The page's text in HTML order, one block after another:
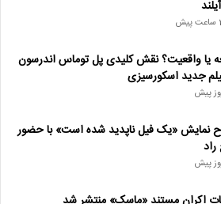
پل توماس اندرسون در فیلم جدید
شده است» با حضور ایرج راد
منتشر شد
یا واقعیت؟ نقش کلیدی پل توماس اندرسون
جدید اسکورسیزی
نمایش «یک فیل ناپدید شده است» با حضور